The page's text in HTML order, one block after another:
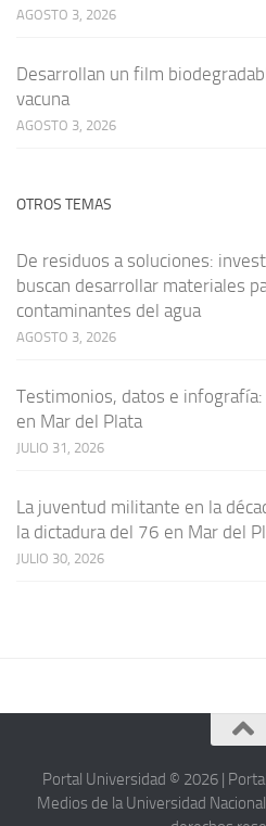
AGOSTO 3, 2026
Desarrollan un film
vacuna
AGOSTO 3, 2026
OTROS TEMAS
De residuos a soluciones:
buscan desarrollar materiales
contaminantes del agua
AGOSTO 3, 2026
Testimonios, datos e
en Mar del Plata
JULIO 31, 2026
La juventud militante en la
la dictadura del 76 en Mar del
JULIO 30, 2026
Portal Universidad © 2026 |
Medios de la Universidad